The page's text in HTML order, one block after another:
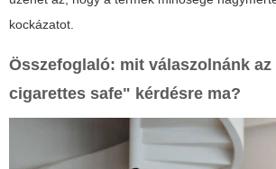
kockázatot.
Összefoglaló: mit válaszolnánk az
cigarettes safe" kérdésre ma?